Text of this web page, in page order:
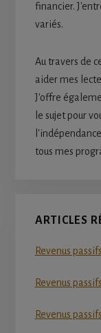
financier.
variés.
Au travers de
aider mes
J'offre
le sujet pour
tous mes
ARTICLES
Revenus
Revenus
Revenus